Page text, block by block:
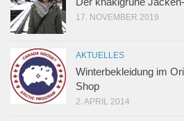
17. NOVEMBER 2019
AKTUELLES
Winterbekleidung im
Shop
2. APRIL 2014